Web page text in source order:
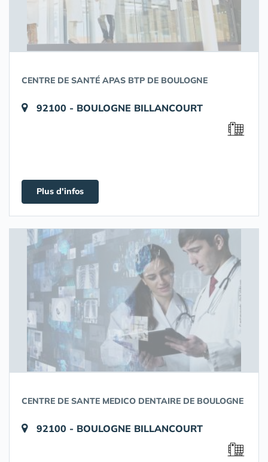
CENTRE DE SANTÉ APAS BTP DE BOULOGNE
92100 - BOULOGNE BILLANCOURT
Plus d'infos
CENTRE DE SANTE MEDICO DENTAIRE DE BOULOGNE
92100 - BOULOGNE BILLANCOURT